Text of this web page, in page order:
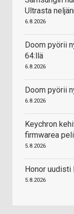
Ultrasta
6.8.2026
Doom pyörii
64:llä
6.8.2026
Doom pyörii
6.8.2026
Keychron
firmwarea
5.8.2026
Honor uudisti
5.8.2026